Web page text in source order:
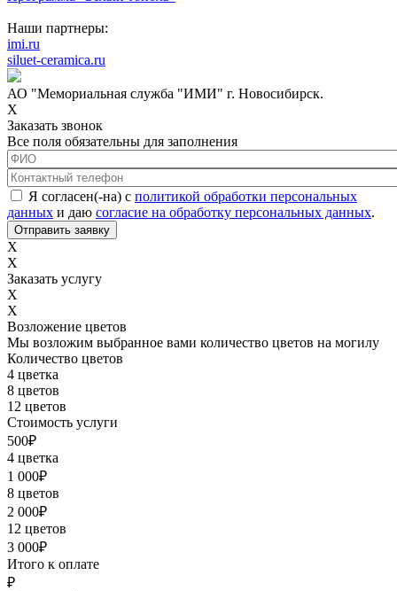
Наши партнеры:
imi.ru
siluet-ceramica.ru
АО "Мемориальная служба "ИМИ" г. Новосибирск.
X
Заказать звонок
Все поля обязательны для заполнения
ФИО
Контактный телефон
Соглашение с обработкой данных*
Я согласен(-на) с политикой обработки персональных
данных и даю согласие на обработку персональных данных.
X
X
Заказать услугу
X
X
Возложение цветов
Мы возложим выбранное вами количество цветов на могилу
Количество цветов
4 цветка
8 цветов
12 цветов
Стоимость услуги
500₽
4 цветка
1 000₽
8 цветов
2 000₽
12 цветов
3 000₽
Итого к оплате
₽